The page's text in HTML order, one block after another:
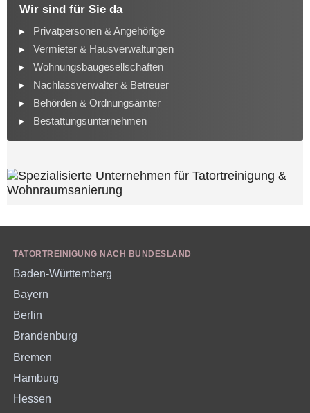
Wir sind für Sie da
Privatpersonen & Angehörige
Vermieter & Hausverwaltungen
Wohnungsbaugesellschaften
Nachlassverwalter & Betreuer
Behörden & Ordnungsämter
Bestattungsunternehmen
TATORTREINIGUNG NACH BUNDESLAND
Baden-Württemberg
Bayern
Berlin
Brandenburg
Bremen
Hamburg
Hessen